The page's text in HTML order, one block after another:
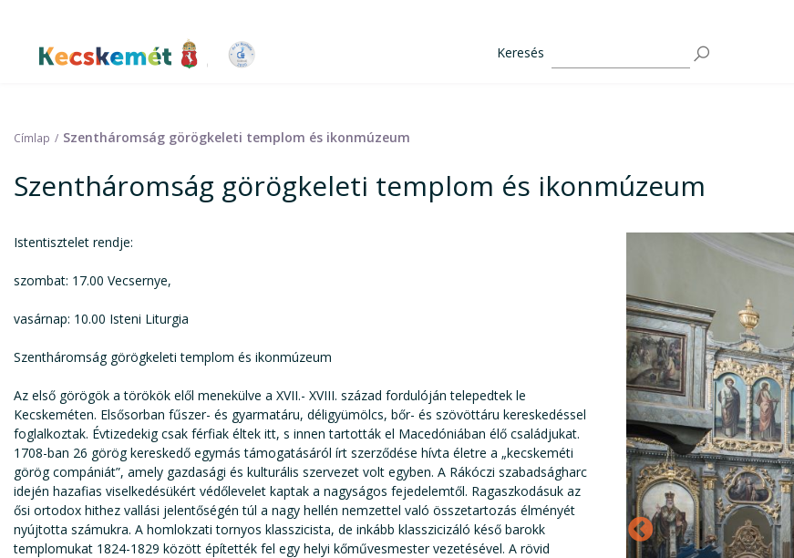
tartalomra
Kecskemét Város Honlapja
Keresés
Címlap Szentháromság görögkeleti templom és ikonmúzeum
Szentháromság görögkeleti templom és ikonmúzeum
Istentisztelet rendje:
szombat: 17.00 Vecsernye,
vasárnap: 10.00 Isteni Liturgia
Szentháromság görögkeleti templom és ikonmúzeum
Az első görögök a törökök elől menekülve a XVII.- XVIII. század fordulóján telepedtek le
Kecskeméten. Elsősorban fűszer- és gyarmatáru, déligyümölcs, bőr- és szövöttáru kereskedéssel
foglalkoztak. Évtizedekig csak férfiak éltek itt, s innen tartották el Macedóniában élő családjukat.
1708-ban 26 görög kereskedő egymás támogatásáról írt szerződése hívta életre a „kecskeméti
görög compániát”, amely gazdasági és kulturális szervezet volt egyben. A Rákóczi szabadságharc
idején hazafias viselkedésükért védőlevelet kaptak a nagyságos fejedelemtől. Ragaszkodásuk az
ősi ortodox hithez vallási jelentőségén túl a nagy hellén nemzettel való összetartozás élményét
nyújtotta számukra. A homlokzati tornyos klasszicista, de inkább klasszicizáló késő barokk
templomukat 1824-1829 között építették fel egy helyi kőművesmester vezetésével. A rövid